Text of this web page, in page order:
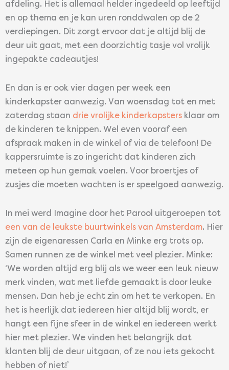
afdeling. Het is allemaal helder ingedeeld op leeftijd
en op thema en je kan uren ronddwalen op de 2
verdiepingen. Dit zorgt ervoor dat je altijd blij de
deur uit gaat, met een doorzichtig tasje vol vrolijk
ingepakte cadeautjes!
En dan is er ook vier dagen per week een
kinderkapster aanwezig. Van woensdag tot en met
zaterdag staan drie vrolijke kinderkapsters klaar om
de kinderen te knippen. Wel even vooraf een
afspraak maken in de winkel of via de telefoon! De
kappersruimte is zo ingericht dat kinderen zich
meteen op hun gemak voelen. Voor broertjes of
zusjes die moeten wachten is er speelgoed aanwezig.
In mei werd Imagine door het Parool uitgeroepen tot
een van de leukste buurtwinkels van Amsterdam. Hier
zijn de eigenaressen Carla en Minke erg trots op.
Samen runnen ze de winkel met veel plezier. Minke:
‘We worden altijd erg blij als we weer een leuk nieuw
merk vinden, wat met liefde gemaakt is door leuke
mensen. Dan heb je echt zin om het te verkopen. En
het is heerlijk dat iedereen hier altijd blij wordt, er
hangt een fijne sfeer in de winkel en iedereen werkt
hier met plezier. We vinden het belangrijk dat
klanten blij de deur uitgaan, of ze nou iets gekocht
hebben of niet!’